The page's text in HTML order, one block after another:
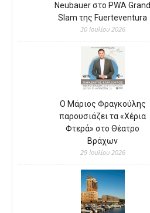
Neubauer στο PWA Grand
Slam της Fuerteventura
30 Ιουλίου 2026
Ο Μάριος Φραγκούλης
παρουσιάζει τα «Χέρια
Φτερά» στο Θέατρο
Βράχων
29 Ιουλίου 2026